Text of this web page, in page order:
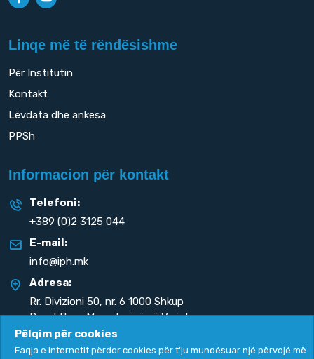
Linqe më të rëndësishme
Për Institutin
Kontakt
Lëvdata dhe ankesa
PPSh
Informacion për kontakt
Telefoni:
+389 (0)2 3125 044
E-mail:
info@iph.mk
Adresa:
Rr. Divizioni 50, nr. 6 1000 Shkup
Republika e Maqedonisë së Veriut
Pëlqim për cookies
Faqja e internetit përdor cookies për t'ju mundësuar një përvojë më